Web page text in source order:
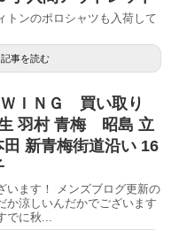
トンのポロシャツも入荷して
記事を読む
ＩＮＧ 買い取り
羽村 青梅 昭島 立
田 新青梅街道沿い 16
います！ メンズブログ更新の
か涼しいんだかでございます
でに秋...